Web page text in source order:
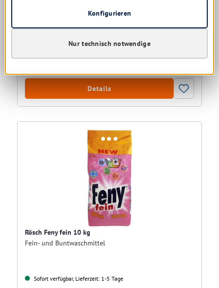
Sofort verfügbar, Lieferzeit: 1-5 Tage
Details
Rösch Feny fein 10 kg
Fein- und Buntwaschmittel
Sofort verfügbar, Lieferzeit: 1-5 Tage
Nur technisch notwendige
Konfigurieren